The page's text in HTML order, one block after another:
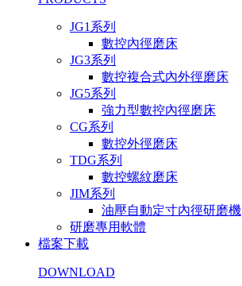
JG1系列
數控內徑磨床
JG3系列
數控複合式內外徑磨床
JG5系列
強力型數控內徑磨床
CG系列
數控外徑磨床
TDG系列
數控螺紋磨床
JIM系列
油壓自動定寸內徑研磨機
研磨專用軟體
檔案下載
DOWNLOAD